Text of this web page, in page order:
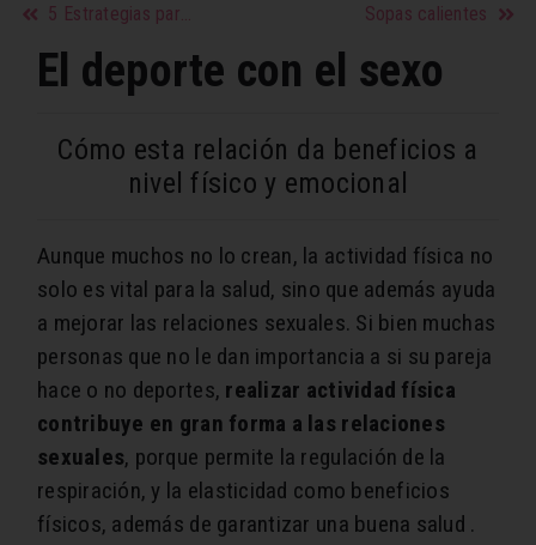
5 Estrategias para acelerar el metabolismo Sopas calientes
El deporte con el sexo
Cómo esta relación da beneficios a
nivel físico y emocional
Aunque muchos no lo crean, la actividad física no
solo es vital para la salud, sino que además ayuda
a mejorar las relaciones sexuales. Si bien muchas
personas que no le dan importancia a si su pareja
hace o no deportes, realizar actividad física
contribuye en gran forma a las relaciones
sexuales, porque permite la regulación de la
respiración, y la elasticidad como beneficios
físicos, además de garantizar una buena salud .